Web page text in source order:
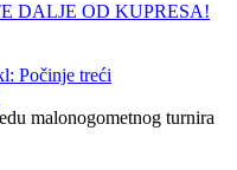
DALJE OD KUPRESA!
Počinje treći
malonogometnog turnira